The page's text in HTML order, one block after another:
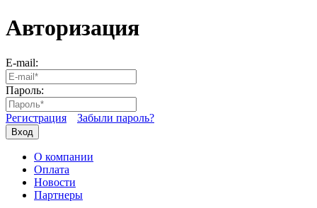
Авторизация
E-mail:
Пароль:
Регистрация Забыли пароль?
Вход
О компании
Оплата
Новости
Партнеры